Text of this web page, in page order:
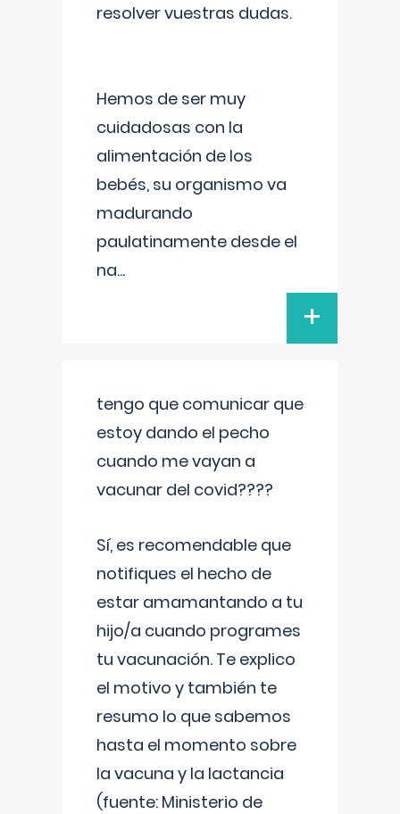
resolver vuestras dudas.
Hemos de ser muy
cuidadosas con la
alimentación de los
bebés, su organismo va
madurando
paulatinamente desde el
na...
+
tengo que comunicar que
estoy dando el pecho
cuando me vayan a
vacunar del covid????
Sí, es recomendable que
notifiques el hecho de
estar amamantando a tu
hijo/a cuando programes
tu vacunación. Te explico
el motivo y también te
resumo lo que sabemos
hasta el momento sobre
la vacuna y la lactancia
(fuente: Ministerio de